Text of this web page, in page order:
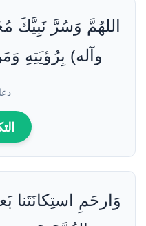
اللهُمَّ وَسُرَّ نَبِيَّكَ
وآله) بِرُؤيَتِهِ
وَارحَمِ